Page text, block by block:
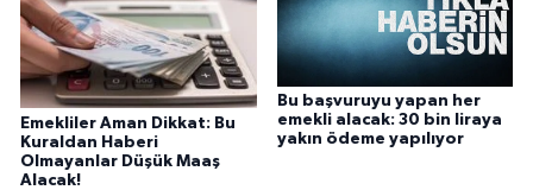
Emekliler Aman Dikkat: Bu
Kuraldan Haberi
Olmayanlar Düşük Maaş
Alacak!
Bu başvuruyu yapan her
emekli alacak: 30 bin liraya
yakın ödeme yapılıyor